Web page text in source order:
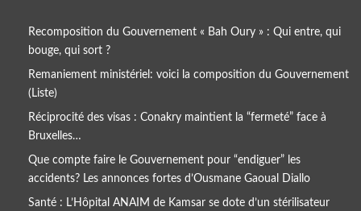
Recomposition du Gouvernement « Bah Oury » : Qui entre, qui
bouge, qui sort ?
​Remaniement ministériel: voici la composition du Gouvernement
(Liste)
Réciprocité des visas : Conakry maintient la “fermeté” face à
Bruxelles…
Que compte faire le Gouvernement pour “endiguer” les
accidents? Les annonces fortes d’Ousmane Gaoual Diallo
Santé : L’Hôpital ANAIM de Kamsar se dote d’un stérilisateur